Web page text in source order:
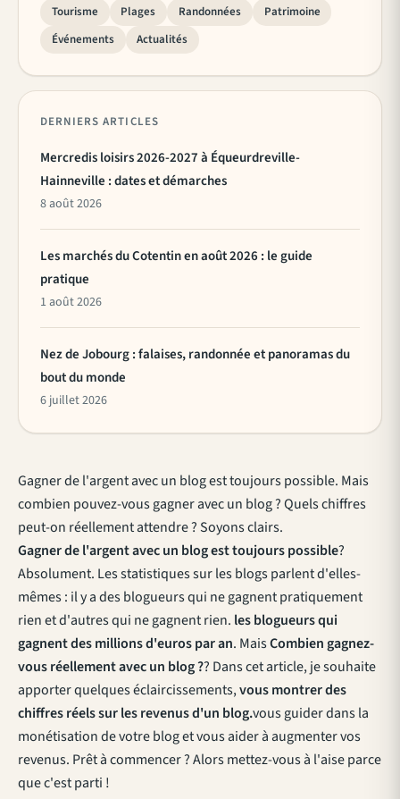
Gagner de l'argent avec un blog est toujours possible. Mais
combien pouvez-vous gagner avec un blog ? Quels chiffres
peut-on réellement attendre ? Soyons clairs.
Gagner de l'argent avec un blog est toujours possible?
Absolument. Les statistiques sur les blogs parlent d'elles-
mêmes : il y a des blogueurs qui ne gagnent pratiquement
rien et d'autres qui ne gagnent rien. les blogueurs qui
gagnent des millions d'euros par an. MaisCombien gagnez-
vous réellement avec un blog ?? Dans cet article, je souhaite
apporter quelques éclaircissements,vous montrer des
chiffres réels sur les revenus d'un blog.vous guider dans la
monétisation de votre blog et vous aider à augmenter vos
revenus. Prêt à commencer ? Alors mettez-vous à l'aise parce
que c'est parti !
Tourisme Plages Randonnées
Patrimoine
Événements
Actualités
DERNIERS ARTICLES
Mercredis loisirs 2026-2027 à Équeurdreville-
Hainneville : dates et démarches
8 août 2026
Les marchés du Cotentin en août 2026 : le guide
pratique
1 août 2026
Nez de Jobourg : falaises, randonnée et panoramas du
bout du monde
6 juillet 2026